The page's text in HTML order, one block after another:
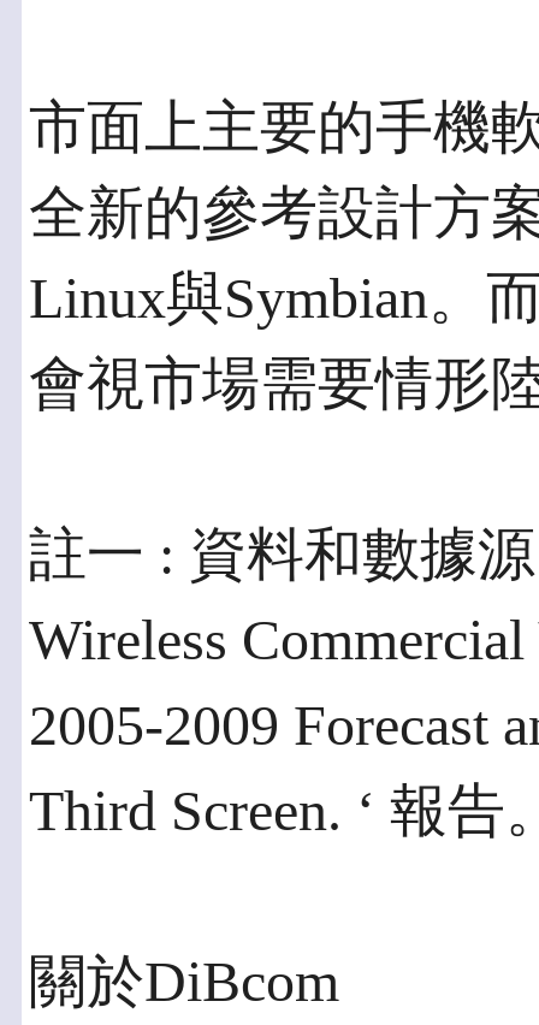
市面上主要的手機
全新的參考設計方
Linux與Symbian。
會視市場需要情形
註一 : 資料和數據
Wireless
2005-2009 Forecast
Third Screen. ‘ 報告
關於DiBcom